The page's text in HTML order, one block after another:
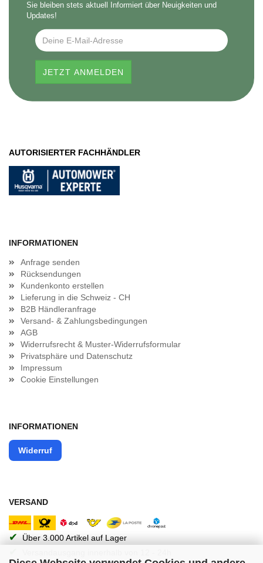
Sie bleiben stets aktuell Informiert über Neuigkeiten und
Updates!
AUTORISIERTER FACHHÄNDLER
INFORMATIONEN
Anfrage senden
Rücksendungen
Kundenkonto erstellen
Lieferung in die Schweiz - CH
B2B Händleranfrage
Versand- & Zahlungsbedingungen
AGB
Widerrufsrecht & Muster-Widerrufsformular
Privatsphäre und Datenschutz
Impressum
Cookie Einstellungen
INFORMATIONEN
Widerruf
VERSAND
✔ Über 3.000 Artikel auf Lager